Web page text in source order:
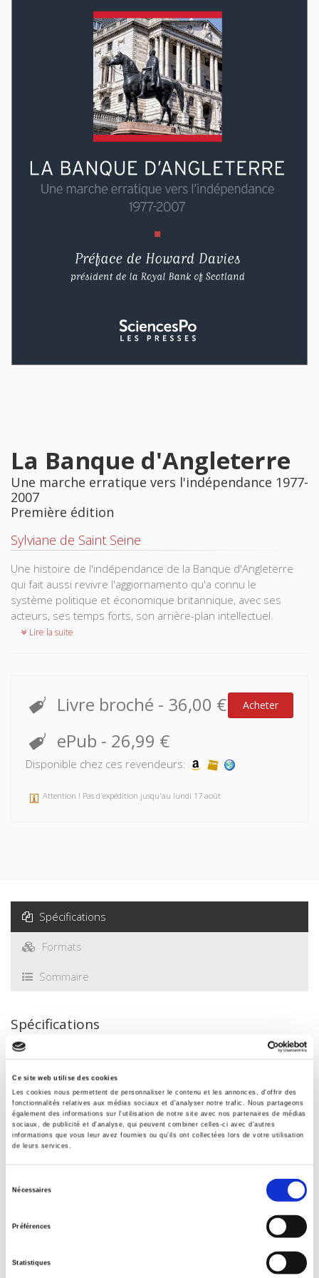
Ce site web utilise des cookies
Les cookies nous permettent de personnaliser le contenu et les annonces, d'offrir des
fonctionnalités relatives aux médias sociaux et d'analyser notre trafic. Nous partageons
également des informations sur l'utilisation de notre site avec nos partenaires de médias
sociaux, de publicité et d'analyse, qui peuvent combiner celles-ci avec d'autres
informations que vous leur avez fournies ou qu'ils ont collectées lors de votre utilisation
de leurs services.
Nécessaires
Préférences
Statistiques
La Banque d'Angleterre
Une marche erratique vers l'indépendance 1977-
2007
Première édition
Sylviane de Saint Seine
Une histoire de l'indépendance de la Banque d'Angleterre
qui fait aussi revivre l'aggiornamento qu'a connu le
système politique et économique britannique, avec ses
acteurs, ses temps forts, son arrière-plan intellectuel.
Lire la suite
Livre broché - 36,00 € Acheter
ePub - 26,99 €
Disponible chez ces revendeurs:
Attention ! Pas d'expédition jusqu'au lundi 17 août
Spécifications
Formats
Sommaire
Spécifications
Presses de Sciences Po
Auteur
Sylviane de Saint Seine
Collection
français
Internet Hierarchy
Banque - Bourse -
Catégorie (éditeur)